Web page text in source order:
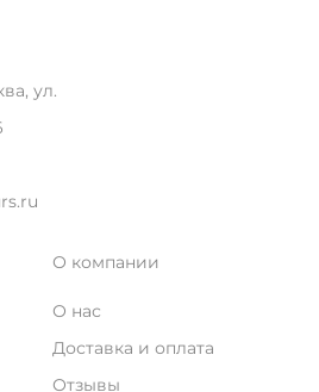
ул.
О компании
О нас
Доставка и оплата
Отзывы